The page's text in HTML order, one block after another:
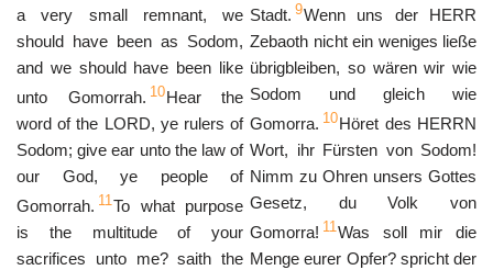
a very small remnant, we
should have been as Sodom,
and we should have been like
unto Gomorrah. 10Hear the
word of the LORD, ye rulers of
Sodom; give ear unto the law of
our God, ye people of
Gomorrah. 11To what purpose
is the multitude of your
sacrifices unto me? saith the
Stadt. 9Wenn uns der HERR
Zebaoth nicht ein weniges ließe
übrigbleiben, so wären wir wie
Sodom und gleich wie
Gomorra. 10Höret des HERRN
Wort, ihr Fürsten von Sodom!
Nimm zu Ohren unsers Gottes
Gesetz, du Volk von
Gomorra! 11Was soll mir die
Menge eurer Opfer? spricht der